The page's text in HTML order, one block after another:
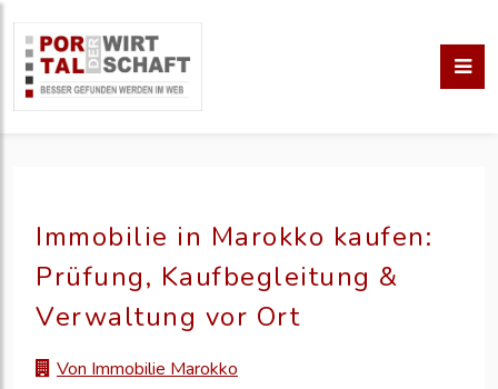
Immobilie in Marokko kaufen:
Prüfung, Kaufbegleitung &
Verwaltung vor Ort
Von Immobilie Marokko